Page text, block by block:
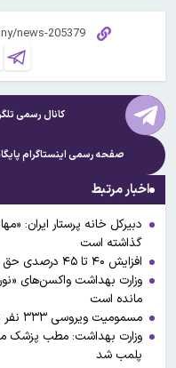
کانال رسمی
صفحه رسمی اینستاگرام
اخبار مرتبط
دبیرکل خانه پرستار ایران:
گذاشته است
افزایش ۴۰ تا ۴۵ درصدی حق الزحمه دستیاران پزشکی در سال آینده
مانده است
مسمومیت ویروسی ۳۳۳ نفر در شهر بدره ایلام
وزارت بهداشت: مطب پزشک
پلمب شد